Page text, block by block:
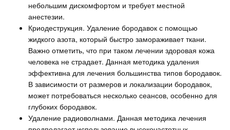
небольшим дискомфортом и требует местной
анестезии.
Криодеструкция. Удаление бородавок с помощью
жидкого азота, который быстро замораживает ткани.
Важно отметить, что при таком лечении здоровая кожа
человека не страдает. Данная методика удаления
эффективна для лечения большинства типов бородавок.
В зависимости от размеров и локализации бородавок,
может потребоваться несколько сеансов, особенно для
глубоких бородавок.
Удаление радиоволнами. Данная методика лечения